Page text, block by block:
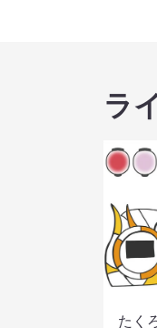
ラ
たく